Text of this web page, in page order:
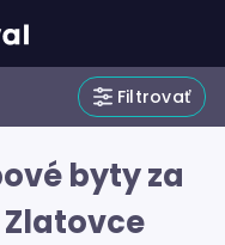
Filtrovať
byty za